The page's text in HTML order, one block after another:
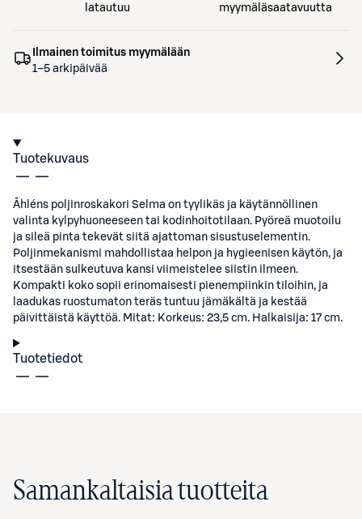
latautuu
myymäläsaatavuutta
Ilmainen toimitus myymälään
1–5 arkipäivää
Tuotekuvaus
Åhléns poljinroskakori Selma on tyylikäs ja käytännöllinen
valinta kylpyhuoneeseen tai kodinhoitotilaan. Pyöreä muotoilu
ja sileä pinta tekevät siitä ajattoman sisustuselementin.
Poljinmekanismi mahdollistaa helpon ja hygieenisen käytön, ja
itsestään sulkeutuva kansi viimeistelee siistin ilmeen.
Kompakti koko sopii erinomaisesti pienempiinkin tiloihin, ja
laadukas ruostumaton teräs tuntuu jämäkältä ja kestää
päivittäistä käyttöä. Mitat: Korkeus: 23,5 cm. Halkaisija: 17 cm.
Tuotetiedot
Samankaltaisia tuotteita